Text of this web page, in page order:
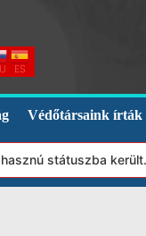
ES
Védőtársaink írták
került.